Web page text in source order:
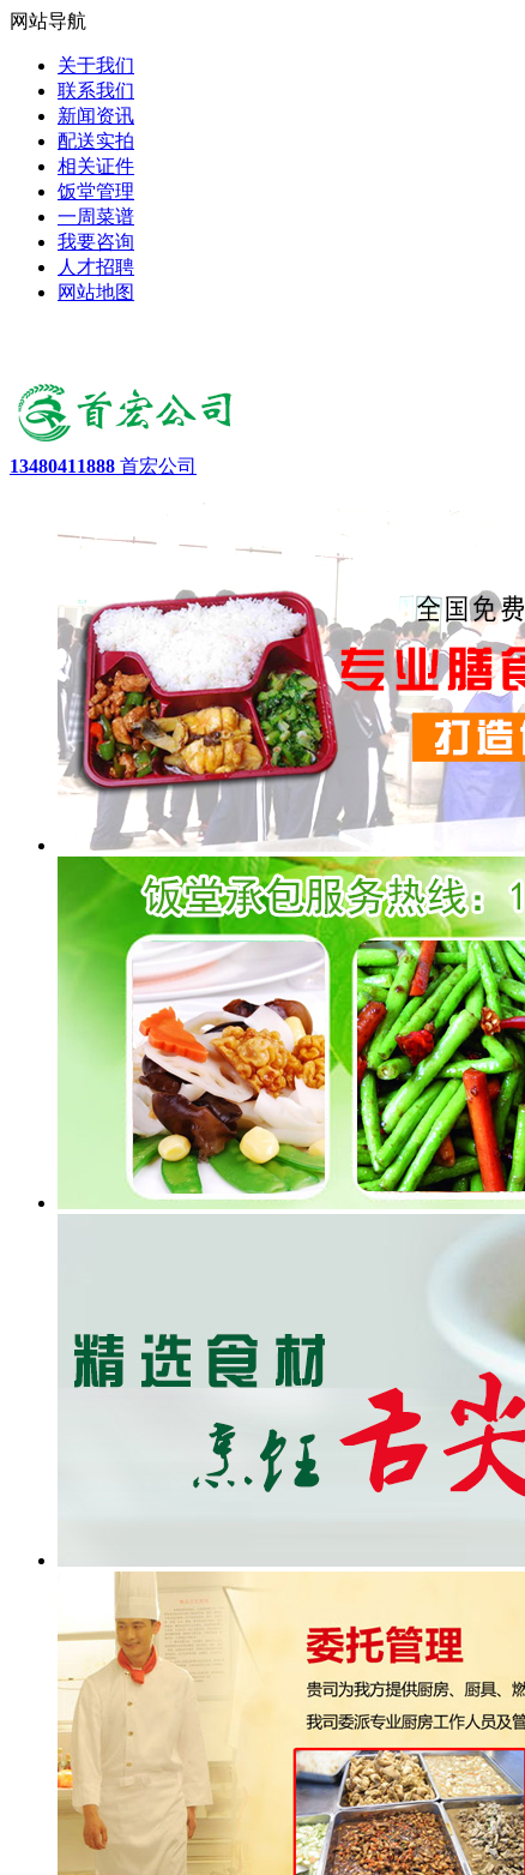
网站导航
关于我们
联系我们
新闻资讯
配送实拍
相关证件
饭堂管理
一周菜谱
我要咨询
人才招聘
网站地图
13480411888 首宏公司